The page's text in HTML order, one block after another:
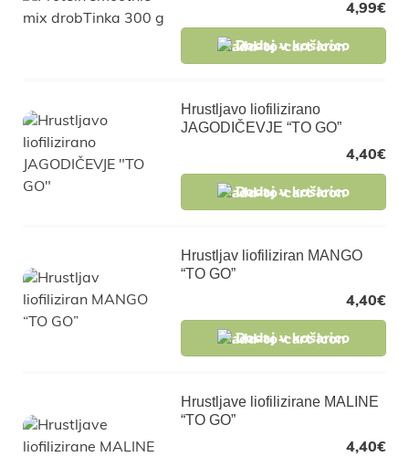
4,99€
Dodaj v košarico
Hrustljavo liofilizirano
JAGODIČEVJE “TO GO”
4,40€
Dodaj v košarico
Hrustljav liofiliziran MANGO
“TO GO”
4,40€
Dodaj v košarico
Hrustljave liofilizirane MALINE
“TO GO”
4,40€